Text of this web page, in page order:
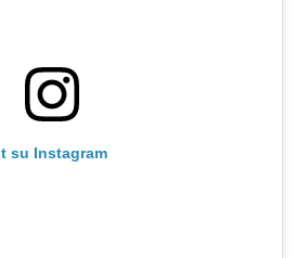
su Instagram